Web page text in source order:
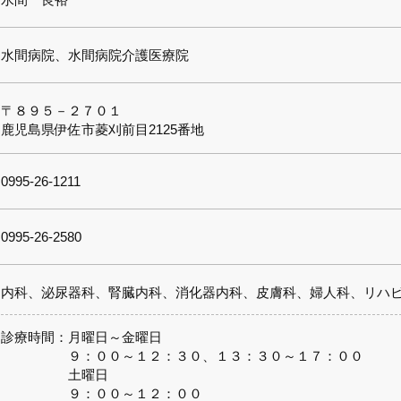
水間病院、水間病院介護医療院
〒８９５－２７０１
鹿児島県伊佐市菱刈前目2125番地
0995-26-1211
0995-26-2580
内科、泌尿器科、腎臓内科、消化器内科、皮膚科、婦人科、リハ
診療時間：月曜日～金曜日
９：００～１２：３０、１３：３０～１７：００
土曜日
９：００～１２：００